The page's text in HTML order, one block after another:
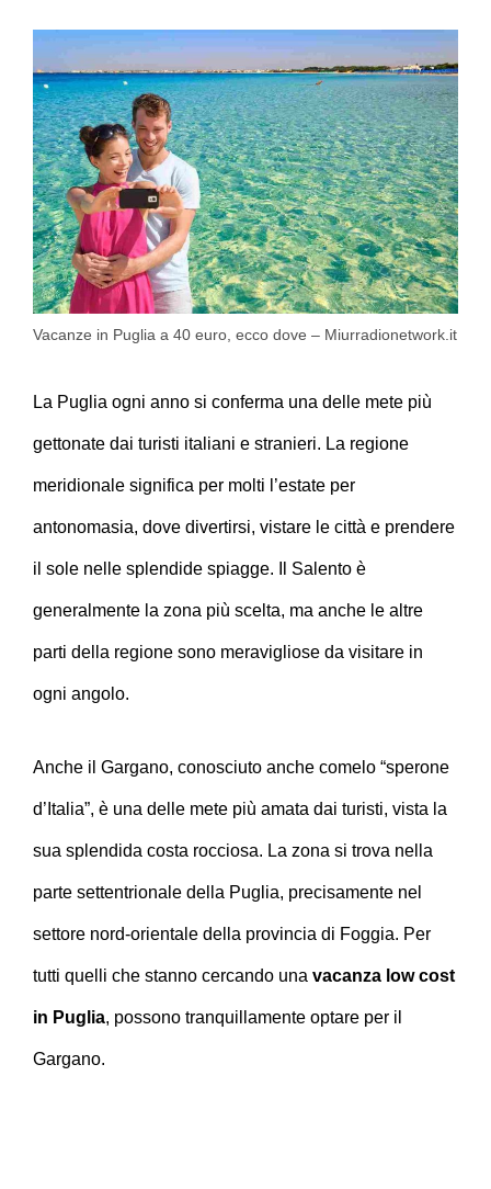
Vacanze in Puglia a 40 euro, ecco dove – Miurradionetwork.it
La Puglia ogni anno si conferma una delle mete più
gettonate dai turisti italiani e stranieri. La regione
meridionale significa per molti l’estate per
antonomasia, dove divertirsi, vistare le città e prendere
il sole nelle splendide spiagge. Il Salento è
generalmente la zona più scelta, ma anche le altre
parti della regione sono meravigliose da visitare in
ogni angolo.
Anche il Gargano, conosciuto anche comelo “sperone
d’Italia”, è una delle mete più amata dai turisti, vista la
sua splendida costa rocciosa. La zona si trova nella
parte settentrionale della Puglia, precisamente nel
settore nord-orientale della provincia di Foggia. Per
tutti quelli che stanno cercando una vacanza low cost
in Puglia, possono tranquillamente optare per il
Gargano.